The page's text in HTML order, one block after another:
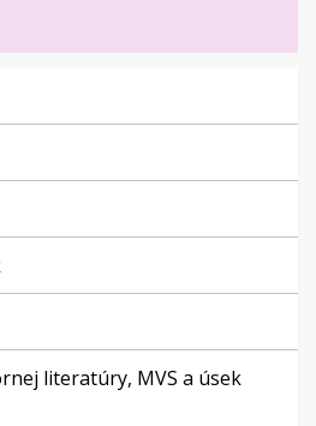
literatúry, MVS a úsek